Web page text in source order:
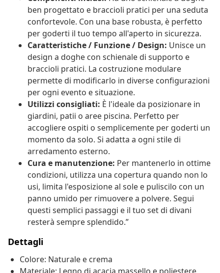
ben progettato e braccioli pratici per una seduta
confortevole. Con una base robusta, è perfetto
per goderti il tuo tempo all'aperto in sicurezza.
Caratteristiche / Funzione / Design: Unisce un
design a doghe con schienale di supporto e
braccioli pratici. La costruzione modulare
permette di modificarlo in diverse configurazioni
per ogni evento e situazione.
Utilizzi consigliati: È l'ideale da posizionare in
giardini, patii o aree piscina. Perfetto per
accogliere ospiti o semplicemente per goderti un
momento da solo. Si adatta a ogni stile di
arredamento esterno.
Cura e manutenzione: Per mantenerlo in ottime
condizioni, utilizza una copertura quando non lo
usi, limita l'esposizione al sole e puliscilo con un
panno umido per rimuovere a polvere. Segui
questi semplici passaggi e il tuo set di divani
resterà sempre splendido.”
Dettagli
Colore: Naturale e crema